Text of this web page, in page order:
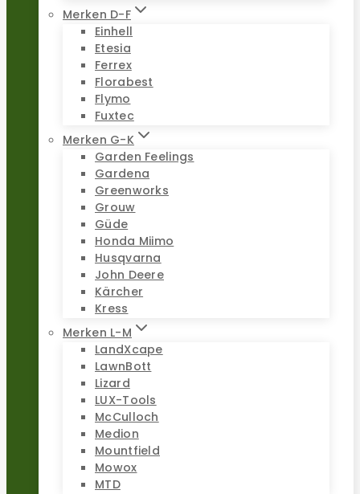
Merken D-F
Einhell
Etesia
Ferrex
Florabest
Flymo
Fuxtec
Merken G-K
Garden Feelings
Gardena
Greenworks
Grouw
Güde
Honda Miimo
Husqvarna
John Deere
Kärcher
Kress
Merken L-M
LandXcape
LawnBott
Lizard
LUX-Tools
McCulloch
Medion
Mountfield
Mowox
MTD